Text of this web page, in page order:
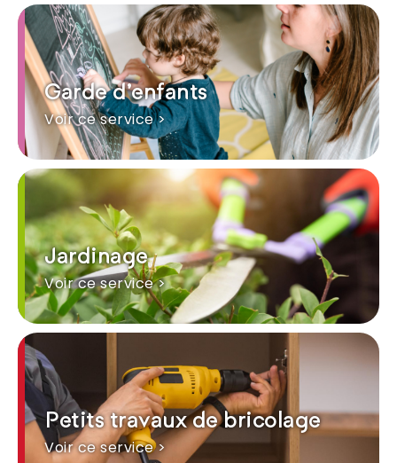
Garde d'enfants
Voir ce service >
Jardinage
Voir ce service >
Petits travaux de bricolage
Voir ce service >